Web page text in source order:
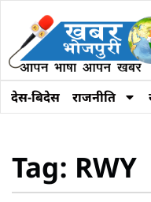
देस-बिदेस राजनीति
Tag: RWY